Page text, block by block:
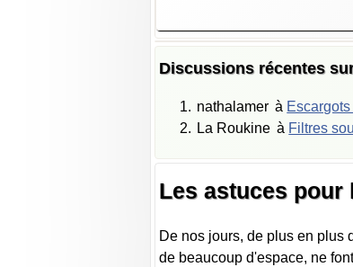
Discussions récentes
nathalamer à
La Roukine à Filtres
Les astuces pour
De nos jours, de plus en plus
de beaucoup d'espace, ne